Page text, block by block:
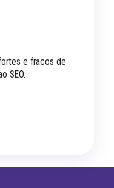
e fracos de
SEO.